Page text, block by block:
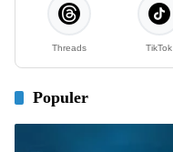
Threads TikTok
Populer